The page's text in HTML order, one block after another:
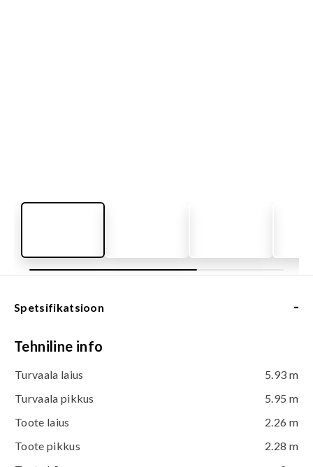
Spetsifikatsioon -
Tehniline info
Turvaala laius
5.93 m
Turvaala pikkus
5.95 m
Toote laius
2.26 m
Toote pikkus
2.28 m